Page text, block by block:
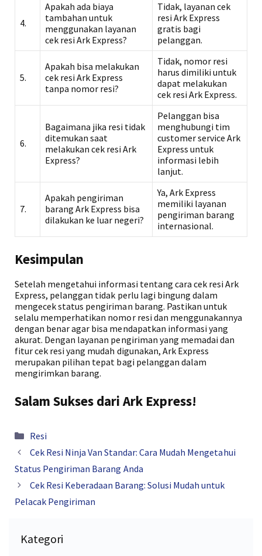
4.
Apakah ada biaya
tambahan untuk
menggunakan layanan
cek resi Ark Express?
Tidak, layanan cek
resi Ark Express
gratis bagi
pelanggan.
5.
Apakah bisa melakukan
cek resi Ark Express
tanpa nomor resi?
Tidak, nomor resi
harus dimiliki untuk
dapat melakukan
cek resi Ark Express.
6.
Bagaimana jika resi tidak
ditemukan saat
melakukan cek resi Ark
Express?
Pelanggan bisa
menghubungi tim
customer service Ark
Express untuk
informasi lebih
lanjut.
7.
Apakah pengiriman
barang Ark Express bisa
dilakukan ke luar negeri?
Ya, Ark Express
memiliki layanan
pengiriman barang
internasional.
Kesimpulan
Setelah mengetahui informasi tentang cara cek resi Ark
Express, pelanggan tidak perlu lagi bingung dalam
mengecek status pengiriman barang. Pastikan untuk
selalu memperhatikan nomor resi dan menggunakannya
dengan benar agar bisa mendapatkan informasi yang
akurat. Dengan layanan pengiriman yang memadai dan
fitur cek resi yang mudah digunakan, Ark Express
merupakan pilihan tepat bagi pelanggan dalam
mengirimkan barang.
Salam Sukses dari Ark Express!
Kategori
Resi
Cek Resi Ninja Van Standar: Cara Mudah Mengetahui
Status Pengiriman Barang Anda
Cek Resi Keberadaan Barang: Solusi Mudah untuk
Pelacak Pengiriman
Kategori